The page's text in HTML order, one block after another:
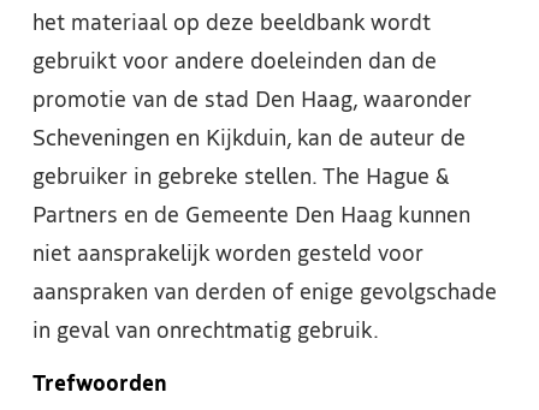
het materiaal op deze beeldbank wordt
gebruikt voor andere doeleinden dan de
promotie van de stad Den Haag, waaronder
Scheveningen en Kijkduin, kan de auteur de
gebruiker in gebreke stellen. The Hague &
Partners en de Gemeente Den Haag kunnen
niet aansprakelijk worden gesteld voor
aanspraken van derden of enige gevolgschade
in geval van onrechtmatig gebruik.
Trefwoorden